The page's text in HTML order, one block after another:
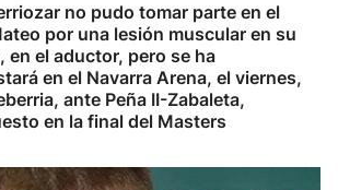
no pudo tomar parte en el
por una lesión muscular en su
en el aductor, pero se ha
en el Navarra Arena, el viernes,
ante Peña II-Zabaleta,
en la final del Masters